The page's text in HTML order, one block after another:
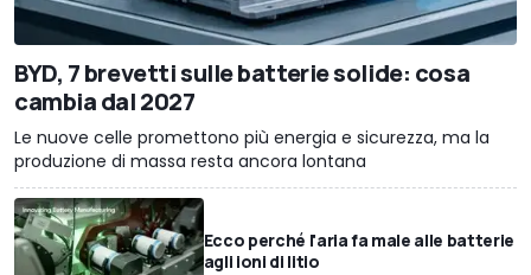
BYD, 7 brevetti sulle batterie solide: cosa
cambia dal 2027
Le nuove celle promettono più energia e sicurezza, ma la
produzione di massa resta ancora lontana
Ecco perché l'aria fa male alle batterie
agli ioni di litio